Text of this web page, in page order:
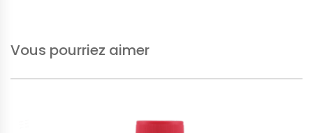
Vous pourriez aimer